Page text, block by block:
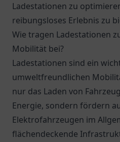
Ladestationen zu
reibungsloses Erlebnis zu
Wie tragen Ladestationen
Mobilität bei?
Ladestationen sind ein
umweltfreundlichen
nur das Laden von
Energie, sondern fördern
Elektrofahrzeugen im
flächendeckende